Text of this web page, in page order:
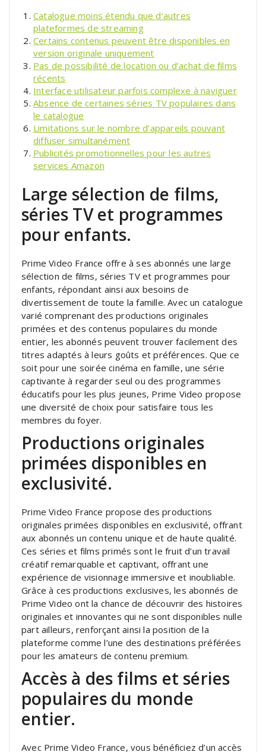
Catalogue moins étendu que d’autres
plateformes de streaming
Certains contenus peuvent être disponibles en
version originale uniquement
Pas de possibilité de location ou d’achat de films
récents
Interface utilisateur parfois complexe à naviguer
Absence de certaines séries TV populaires dans
le catalogue
Limitations sur le nombre d’appareils pouvant
diffuser simultanément
Publicités promotionnelles pour les autres
services Amazon
Large sélection de films,
séries TV et programmes
pour enfants.
Prime Video France offre à ses abonnés une large
sélection de films, séries TV et programmes pour
enfants, répondant ainsi aux besoins de
divertissement de toute la famille. Avec un catalogue
varié comprenant des productions originales
primées et des contenus populaires du monde
entier, les abonnés peuvent trouver facilement des
titres adaptés à leurs goûts et préférences. Que ce
soit pour une soirée cinéma en famille, une série
captivante à regarder seul ou des programmes
éducatifs pour les plus jeunes, Prime Video propose
une diversité de choix pour satisfaire tous les
membres du foyer.
Productions originales
primées disponibles en
exclusivité.
Prime Video France propose des productions
originales primées disponibles en exclusivité, offrant
aux abonnés un contenu unique et de haute qualité.
Ces séries et films primés sont le fruit d’un travail
créatif remarquable et captivant, offrant une
expérience de visionnage immersive et inoubliable.
Grâce à ces productions exclusives, les abonnés de
Prime Video ont la chance de découvrir des histoires
originales et innovantes qui ne sont disponibles nulle
part ailleurs, renforçant ainsi la position de la
plateforme comme l’une des destinations préférées
pour les amateurs de contenu premium.
Accès à des films et séries
populaires du monde
entier.
Avec Prime Video France, vous bénéficiez d’un accès